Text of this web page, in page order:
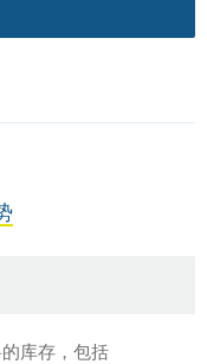
库存，包括